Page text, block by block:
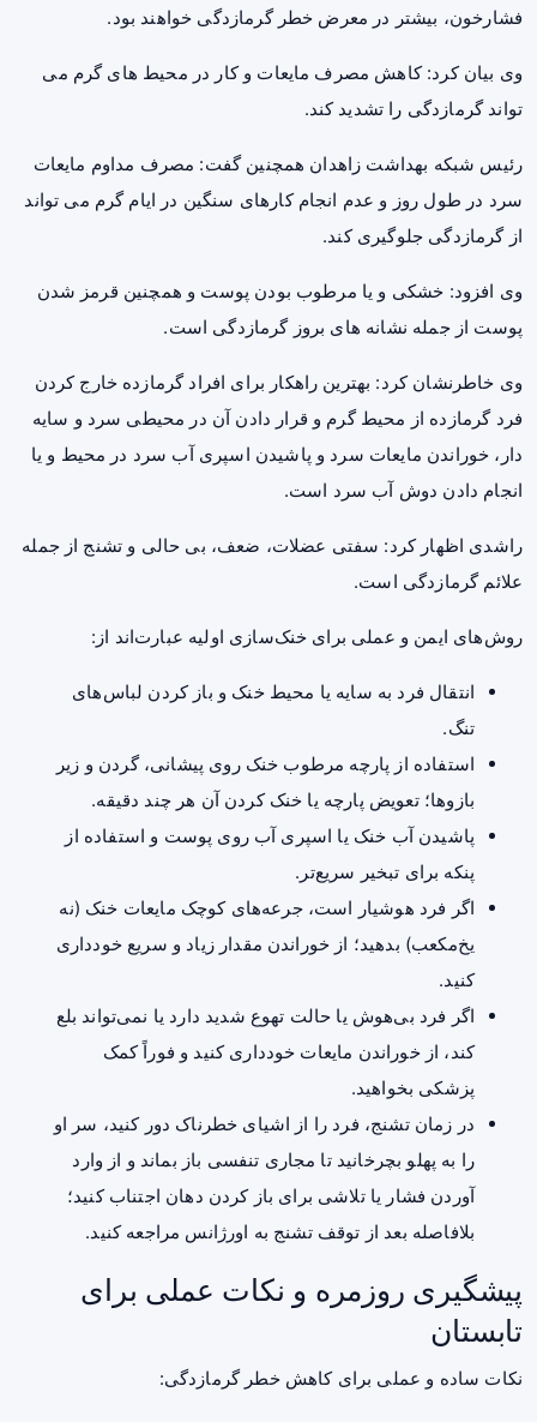
فشارخون، بیشتر در معرض خطر گرمازدگی خواهند بود.
وی بیان کرد: کاهش مصرف مایعات و کار در محیط های گرم می
تواند گرمازدگی را تشدید کند.
رئیس شبکه بهداشت زاهدان همچنین گفت: مصرف مداوم مایعات
سرد در طول روز و ‌عدم انجام کارهای سنگین در ایام گرم می تواند
از گرمازدگی جلوگیری کند.
وی افزود: خشکی و یا مرطوب بودن پوست و همچنین قرمز شدن‌
پوست از جمله نشانه های بروز گرمازدگی است.
وی خاطرنشان کرد: بهترین راهکار برای افراد گرمازده خارج کردن
فرد گرمازده از محیط گرم‌ و قرار دادن آن در محیطی سرد و سایه
دار، خوراندن مایعات سرد و ‌پاشیدن اسپری آب سرد در محیط و یا
انجام دادن دوش آب سرد است.
راشدی اظهار کرد: سفتی عضلات، ضعف، بی حالی و تشنج از جمله
علائم گرمازدگی است.
روش‌های ایمن و عملی برای خنک‌سازی اولیه عبارت‌اند از:
انتقال فرد به سایه یا محیط خنک و باز کردن لباس‌های
تنگ.
استفاده از پارچه مرطوب خنک روی پیشانی، گردن و زیر
بازوها؛ تعویض پارچه یا خنک کردن آن هر چند دقیقه.
پاشیدن آب خنک یا اسپری آب روی پوست و استفاده از
پنکه برای تبخیر سریع‌تر.
اگر فرد هوشیار است، جرعه‌های کوچک مایعات خنک (نه
یخ‌مکعب) بدهید؛ از خوراندن مقدار زیاد و سریع خودداری
کنید.
اگر فرد بی‌هوش یا حالت تهوع شدید دارد یا نمی‌تواند بلع
کند، از خوراندن مایعات خودداری کنید و فوراً کمک
پزشکی بخواهید.
در زمان تشنج، فرد را از اشیای خطرناک دور کنید، سر او
را به پهلو بچرخانید تا مجاری تنفسی باز بماند و از وارد
آوردن فشار یا تلاشی برای باز کردن دهان اجتناب کنید؛
بلافاصله بعد از توقف تشنج به اورژانس مراجعه کنید.
پیشگیری روزمره و نکات عملی برای
تابستان
نکات ساده و عملی برای کاهش خطر گرمازدگی: